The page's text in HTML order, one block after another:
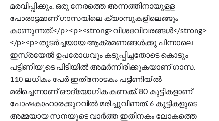
മരവിപ്പിക്കും. ഒരു നേരത്തെ അന്നത്തിനായുള്ള
പോരാട്ടമാണ് ഗാസയിലെ ക്യാമ്പുകളിലെങ്ങും
കാണുന്നത്.</p><p><strong>വിശദവിവരങ്ങൾ</strong>
</p><p>തുടർച്ചയായ ആക്രമണങ്ങൾക്കു പിന്നാലെ
ഇസ്രയേൽ ഉപരോധവും കടുപ്പിച്ചതോടെ കൊടും
പട്ടിണിയുടെ പിടിയിൽ അമർന്നിരിക്കുകയാണ് ഗാസ.
110 ലധികം പേർ ഇതിനോടകം പട്ടിണിയിൽ
മരിച്ചെന്നാണ് ഔദ്യോഗിക കണക്ക്. 80 കുട്ടികളാണ്
പോഷകാഹാരക്കുറവിൽ മരിച്ചുവീണത്. 6 കുട്ടികളുടെ
അമ്മയായ സനയുടെ വാർത്ത ഇതിനകം ലോകത്തെ